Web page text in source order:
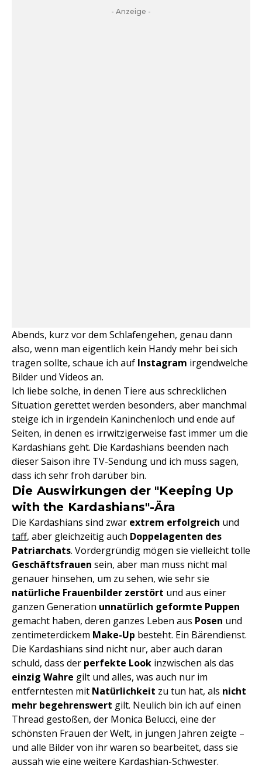
- Anzeige -
Abends, kurz vor dem Schlafengehen, genau dann
also, wenn man eigentlich kein Handy mehr bei sich
tragen sollte, schaue ich auf Instagram irgendwelche
Bilder und Videos an.
Ich liebe solche, in denen Tiere aus schrecklichen
Situation gerettet werden besonders, aber manchmal
steige ich in irgendein Kaninchenloch und ende auf
Seiten, in denen es irrwitzigerweise fast immer um die
Kardashians geht. Die Kardashians beenden nach
dieser Saison ihre TV-Sendung und ich muss sagen,
dass ich sehr froh darüber bin.
Die Auswirkungen der "Keeping Up
with the Kardashians"-Ära
Die Kardashians sind zwar extrem erfolgreich und
taff, aber gleichzeitig auch Doppelagenten des
Patriarchats. Vordergründig mögen sie vielleicht tolle
Geschäftsfrauen sein, aber man muss nicht mal
genauer hinsehen, um zu sehen, wie sehr sie
natürliche Frauenbilder zerstört und aus einer
ganzen Generation unnatürlich geformte Puppen
gemacht haben, deren ganzes Leben aus Posen und
zentimeterdickem Make-Up besteht. Ein Bärendienst.
Die Kardashians sind nicht nur, aber auch daran
schuld, dass der perfekte Look inzwischen als das
einzig Wahre gilt und alles, was auch nur im
entferntesten mit Natürlichkeit zu tun hat, als nicht
mehr begehrenswert gilt. Neulich bin ich auf einen
Thread gestoßen, der Monica Belucci, eine der
schönsten Frauen der Welt, in jungen Jahren zeigte –
und alle Bilder von ihr waren so bearbeitet, dass sie
aussah wie eine weitere Kardashian-Schwester.